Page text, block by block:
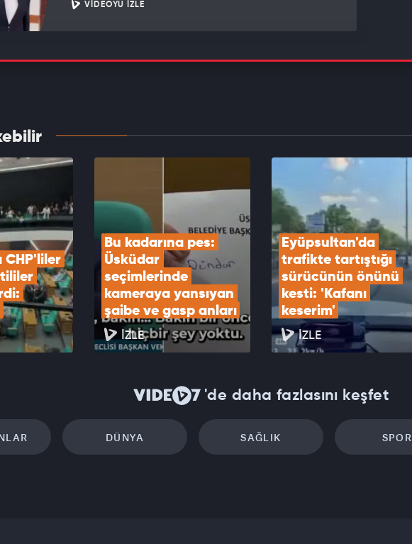
VIDEOYU İZLE
Milli Güvenlik Kurulu Cumhurbaşkanlığı Külliyesi’nde
CHP'liler
Bu kadarına pes:
Üsküdar
seçimlerinde
kameraya yansıyan
şaibe ve gasp anları
İZLE
Eyüpsultan'da
trafikte tartıştığı
sürücünün önünü
kesti: 'Kafanı
keserim'
İZLE
'de daha fazlasını keşfet
DÜNYA SAĞLIK SPOR